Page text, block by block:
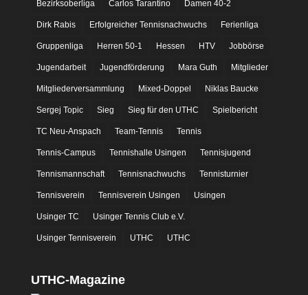
Bezirksoberliga Carlos Tarantino Damen 40-2
Dirk Rabis Erfolgreicher Tennisnachwuchs Ferienliga
Gruppenliga Herren 50-1 Hessen HTV Jobbörse
Jugendarbeit Jugendförderung Mara Guth Mitglieder
Mitgliederversammlung Mixed-Doppel Niklas Baucke
Sergej Topic Sieg Sieg für den UTHC Spielbericht
TC Neu-Anspach Team-Tennis Tennis
Tennis-Campus Tennishalle Usingen Tennisjugend
Tennismannschaft Tennisnachwuchs Tennisturnier
Tennisverein Tennisverein Usingen Usingen
Usinger TC Usinger Tennis Club e.V.
Usinger Tennisverein UTHC UTHC
UTHC-Magazine